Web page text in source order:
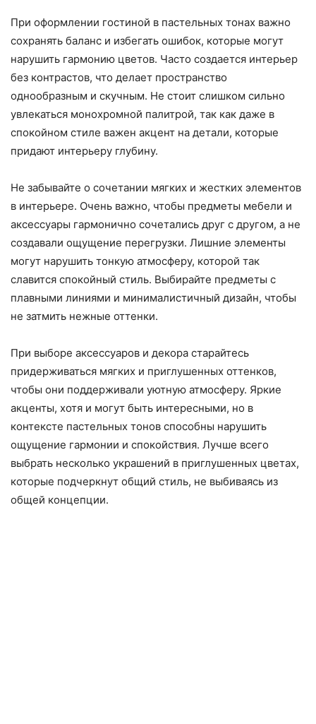
При оформлении гостиной в пастельных тонах важно
сохранять баланс и избегать ошибок, которые могут
нарушить гармонию цветов. Часто создается интерьер
без контрастов, что делает пространство
однообразным и скучным. Не стоит слишком сильно
увлекаться монохромной палитрой, так как даже в
спокойном стиле важен акцент на детали, которые
придают интерьеру глубину.
Не забывайте о сочетании мягких и жестких элементов
в интерьере. Очень важно, чтобы предметы мебели и
аксессуары гармонично сочетались друг с другом, а не
создавали ощущение перегрузки. Лишние элементы
могут нарушить тонкую атмосферу, которой так
славится спокойный стиль. Выбирайте предметы с
плавными линиями и минималистичный дизайн, чтобы
не затмить нежные оттенки.
При выборе аксессуаров и декора старайтесь
придерживаться мягких и приглушенных оттенков,
чтобы они поддерживали уютную атмосферу. Яркие
акценты, хотя и могут быть интересными, но в
контексте пастельных тонов способны нарушить
ощущение гармонии и спокойствия. Лучше всего
выбрать несколько украшений в приглушенных цветах,
которые подчеркнут общий стиль, не выбиваясь из
общей концепции.